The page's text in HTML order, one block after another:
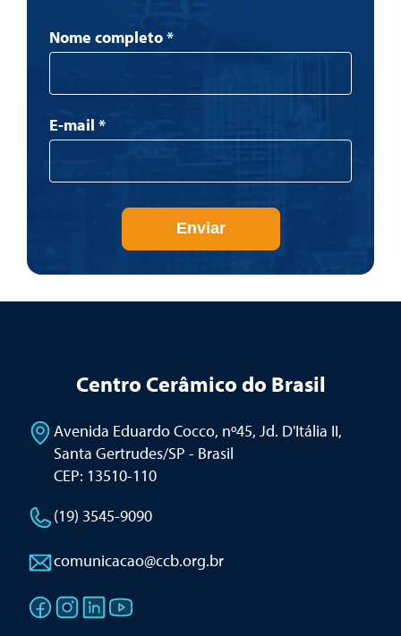
Newsletter
Nome completo*
E-mail *
Enviar
Centro Cerâmico do Brasil
Avenida Eduardo Cocco, nº45, Jd. D'Itália II,
Santa Gertrudes/SP - Brasil
CEP: 13510-110
(19) 3545-9090
comunicacao@ccb.org.br